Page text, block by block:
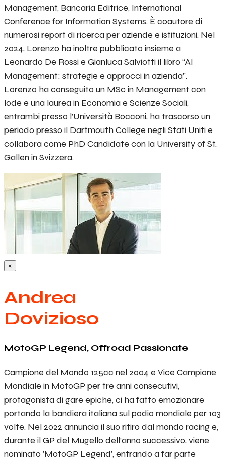
Management, Bancaria Editrice, International
Conference for Information Systems. È coautore di
numerosi report di ricerca per aziende e istituzioni. Nel
2024, Lorenzo ha inoltre pubblicato insieme a
Leonardo De Rossi e Gianluca Salviotti il libro “AI
Management: strategie e approcci in azienda”.
Lorenzo ha conseguito un MSc in Management con
lode e una laurea in Economia e Scienze Sociali,
entrambi presso l’Università Bocconi, ha trascorso un
periodo presso il Dartmouth College negli Stati Uniti e
collabora come PhD Candidate con la University of St.
Gallen in Svizzera.
×
Andrea
Dovizioso
MotoGP Legend, Offroad Passionate
Campione del Mondo 125cc nel 2004 e Vice Campione
Mondiale in MotoGP per tre anni consecutivi,
protagonista di gare epiche, ci ha fatto emozionare
portando la bandiera italiana sul podio mondiale per 103
volte. Nel 2022 annuncia il suo ritiro dal mondo racing e,
durante il GP del Mugello dell’anno successivo, viene
nominato ’MotoGP Legend’, entrando a far parte